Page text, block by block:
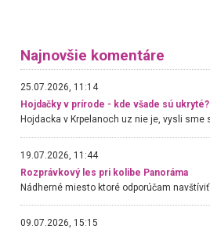
Najnovšie komentáre
25.07.2026, 11:14
Hojdačky v prírode - kde všade sú ukryté?
19.07.2026, 11:44
Rozprávkový les pri kolibe Panoráma
09.07.2026, 15:15